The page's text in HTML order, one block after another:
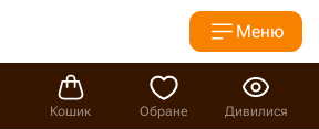
Меню
Кошик Обране Дивилися